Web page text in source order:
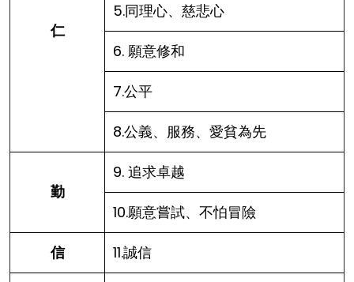
仁
5.同理心、慈悲心
6. 願意修和
7.公平
8.公義、服務、愛貧為先
勤
9. 追求卓越
10.願意嘗試、不怕冒險
信 11.誠信